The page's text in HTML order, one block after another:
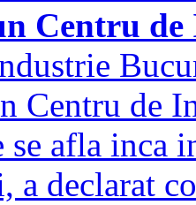
Centru
Centru de
se afla inca
a declarat